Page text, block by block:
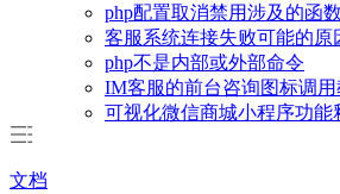
php配置取消禁用涉及的函数
客服系统连接失败可能的原
php不是内部或外部命令
IM客服的前台咨询图标调用
可视化微信商城小程序功能
文档